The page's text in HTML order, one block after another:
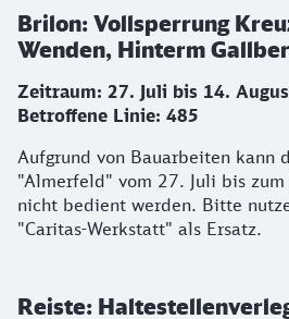
Brilon: Vollsperrung
Wenden, Hinterm
Zeitraum: 27. Juli bis 14.
Betroffene Linie: 485
Aufgrund von Bauarbeiten kann
"Almerfeld" vom 27. Juli bis
nicht bedient werden. Bitte
"Caritas-Werkstatt" als Ersatz.
Reiste: